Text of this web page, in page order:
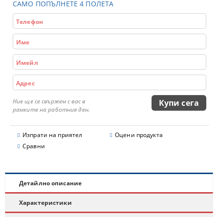
САМО ПОПЪЛНЕТЕ 4 ПОЛЕТА
Ние ще се свържем с вас в
рамките на работния ден.
Изпрати на приятел
Оцени продукта
Сравни
Детайлно описание
Характеристики